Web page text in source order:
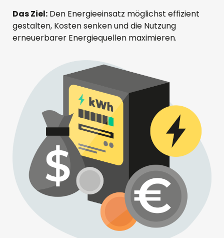
Das Ziel: Den Energieeinsatz möglichst effizient
gestalten, Kosten senken und die Nutzung
erneuerbarer Energiequellen maximieren.